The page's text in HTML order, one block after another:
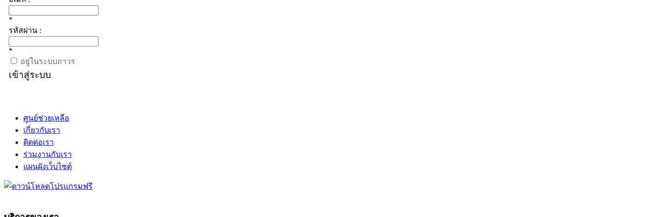
*
รหัสผ่าน :
*
อยู่ในระบบถาวร
เข้าสู่ระบบ
ศูนย์ช่วยเหลือ
เกี่ยวกับเรา
ติดต่อเรา
ร่วมงานกับเรา
แผนผังเว็บไซต์